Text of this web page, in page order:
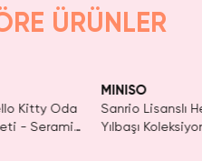
ÜRÜNLER
Kitty Oda
- Seramik
MINISO
Sanrio Lisanslı
Yılbaşı